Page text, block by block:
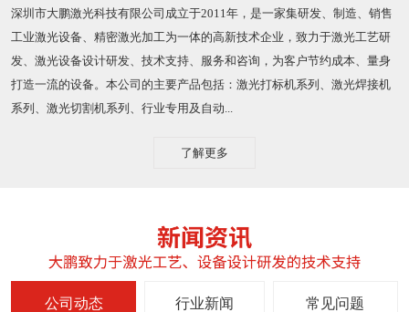
深圳市大鹏激光科技有限公司成立于2011年，是一家集研发、制造、销售
工业激光设备、精密激光加工为一体的高新技术企业，致力于激光工艺研
发、激光设备设计研发、技术支持、服务和咨询，为客户节约成本、量身
打造一流的设备。本公司的主要产品包括：激光打标机系列、激光焊接机
系列、激光切割机系列、行业专用及自动...
了解更多
公司动态 行业新闻 常见问题